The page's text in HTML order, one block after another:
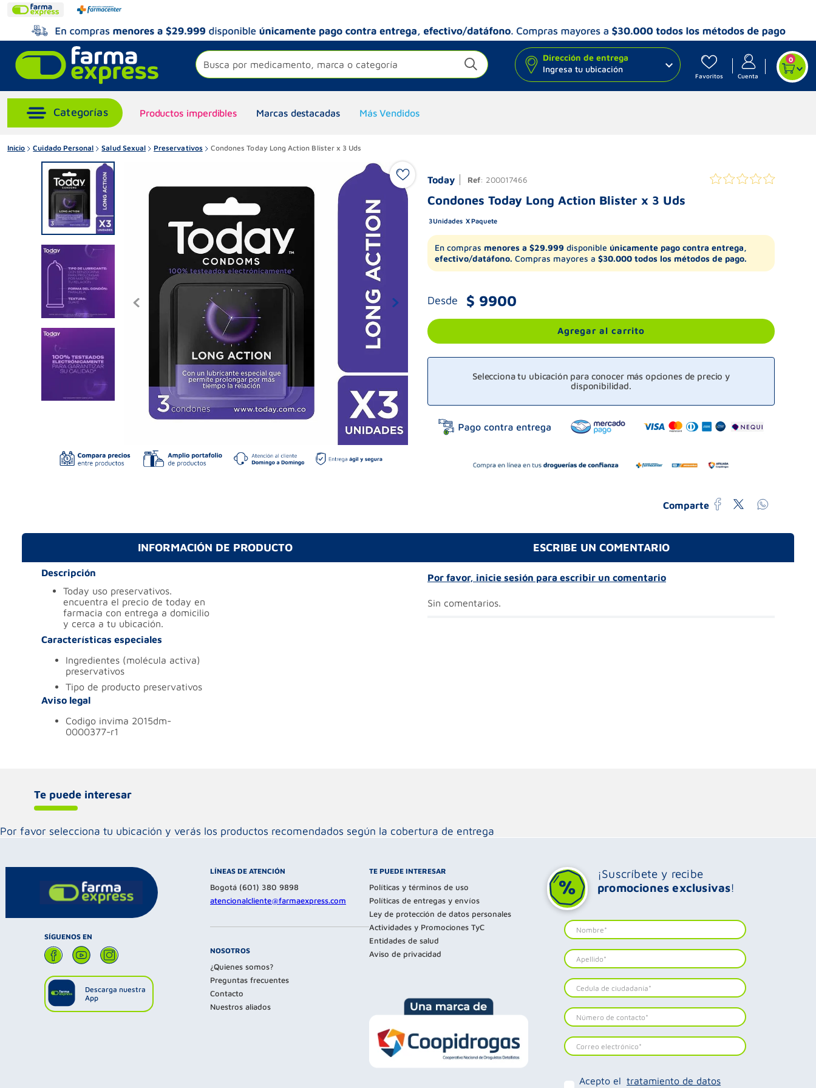
Busca por medicamento, marca o categoría
Dirección de entrega
Ingresa tu ubicación
Favoritos Cuenta
0
Productos imperdibles Marcas destacadas Más Vendidos
Inicio Cuidado Personal Salud Sexual Preservativos Condones Today Long Action Blister x 3 Uds
Today Ref: 200017466
Condones Today Long Action Blister x 3 Uds
3Unidades Paquete
En compras menores a $29.999 disponible únicamente pago contra entrega,
efectivo/datáfono. Compras mayores a $30.000 todos los métodos de pago.
Desde $ 9900
Agregar al carrito
Selecciona tu ubicación para conocer más opciones de precio y
disponibilidad.
Comparte
INFORMACIÓN DE PRODUCTO
Descripción
today uso preservativos.
encuentra el precio de today en
farmacia con entrega a domicilio
y cerca a tu ubicación.
Características especiales
ingredientes (molécula activa)
preservativos
tipo de producto preservativos
Aviso legal
codigo invima 2015dm-
0000377-r1
ESCRIBE UN COMENTARIO
Por favor, inicie sesión para escribir un comentario
Sin comentarios.
Te puede interesar
Por favor selecciona tu ubicación y verás los productos recomendados según la cobertura de entrega
SÍGUENOS EN
Descarga nuestra
App
LÍNEAS DE ATENCIÓN
Bogotá (601) 380 9898
atencionalcliente@farmaexpress.com
NOSOTROS
¿Quienes somos?
Preguntas frecuentes
Contacto
Nuestros aliados
TE PUEDE INTERESAR
Políticas y términos de uso
Políticas de entregas y envíos
Ley de protección de datos personales
Actividades y Promociones TyC
Entidades de salud
Aviso de privacidad
¡Suscríbete y recibe
promociones exclusivas!
Acepto el tratamiento de datos